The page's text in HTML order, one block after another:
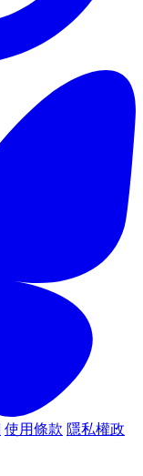
使用條款 隱私權政